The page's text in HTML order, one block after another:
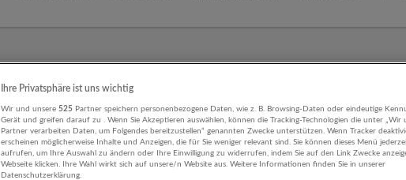
Wo?
5 km
Ihre Privatsphäre ist uns wichtig
Wir und unsere525 Partner speichern personenbezogene Daten, wie z. B. Browsing-Daten oder eindeutige
Gerät und greifen darauf zu . Wenn Sie Akzeptieren auswählen, können die Tracking-Technologien die unter „Wir
Partner verarbeiten Daten, um Folgendes bereitzustellen“ genannten Zwecke unterstützen. Wenn Tracker
erscheinen möglicherweise Inhalte und Anzeigen, die für Sie weniger relevant sind. Sie können dieses Menü
aufrufen, um Ihre Auswahl zu ändern oder Ihre Einwilligung zu widerrufen, indem Sie auf den Link Zwecke
Webseite klicken. Ihre Wahl wirkt sich auf unsere/n Website aus. Weitere Informationen finden Sie in unserer
Datenschutzerklärung.